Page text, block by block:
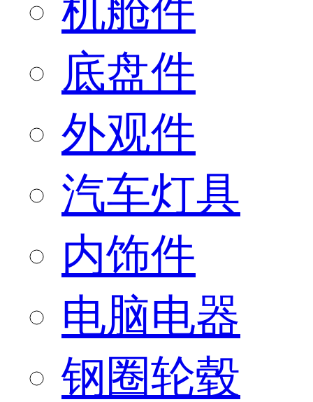
机舱件
底盘件
外观件
汽车灯具
内饰件
电脑电器
钢圈轮毂